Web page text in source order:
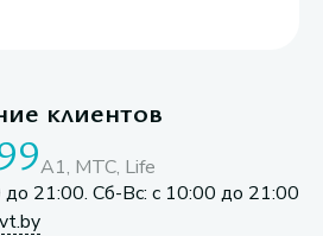
клиентов
A1, МТС, Life
21:00. Сб-Вс: с 10:00 до 21:00